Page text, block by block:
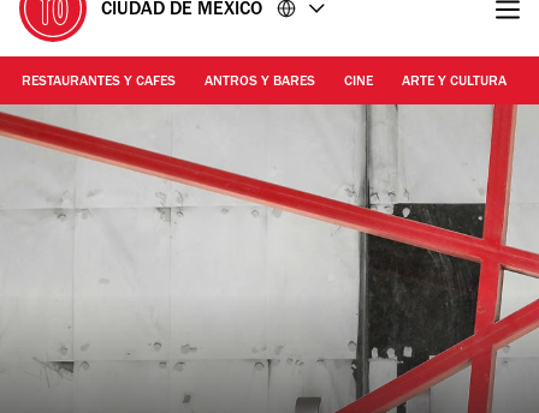
CIUDAD DE MÉXICO
RESTAURANTES Y CAFES ANTROS Y BARES CINE ARTE Y CULTURA